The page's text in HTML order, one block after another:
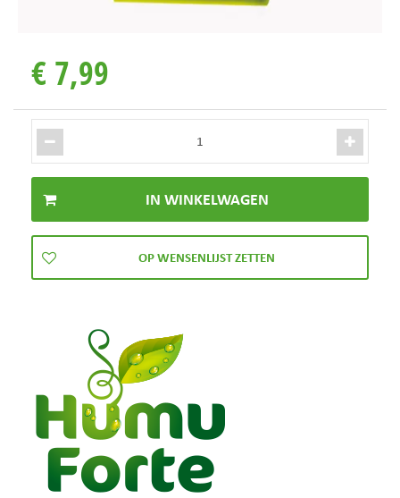
€ 7,99